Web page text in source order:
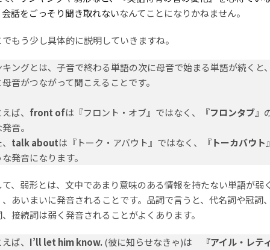
話をごっそり聞き取れないなんてことになりかねません。
もう少し具体的に説明していきますね。
ングとは、子音で終わる単語の次に母音で始まる単語が続くと
音がつながって聞こえることです。
ば、 front ofは『フロント・オブ』ではなく、 『フロンタブ』
音。
talk aboutは『トーク・アバウト』ではなく、
『トーカバウト
発音になります。
、弱形とは、文中であまり意味のある情報を持たない単語が弱
あいまいに発音されることです。品詞で言うと、代名詞や冠詞
接続詞は弱く発音されることがよくあります。
ば、 I’ll let him know.(彼に知らせなきゃ)は
『アイル・レテ